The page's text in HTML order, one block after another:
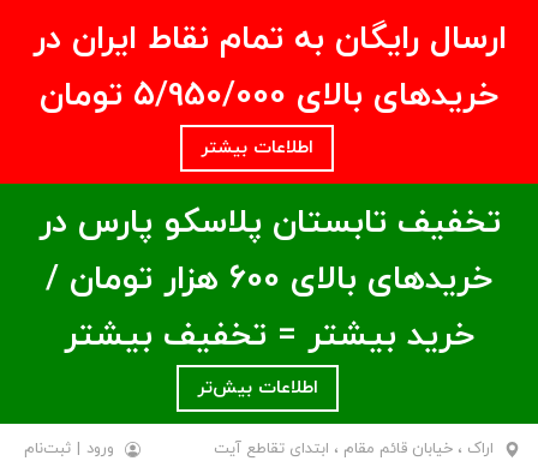
ارسال رایگان به تمام نقاط ایران در
خریدهای بالای ۵/950/000 تومان
اطلاعات بیشتر
تخفیف تابستان پلاسکو پارس در
خریدهای بالای ۶00 هزار تومان /
خرید بیشتر = تخفیف بیشتر
اطلاعات بیش‌تر
اراک ، خیابان قائم مقام ، ابتدای تقاطع آیت
ورود | ثبت‌نام